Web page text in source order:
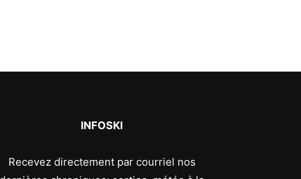
INFOSKI
Recevez directement par courriel nos